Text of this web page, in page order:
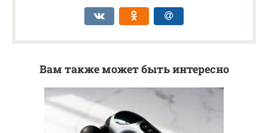
Вам также может быть интересно